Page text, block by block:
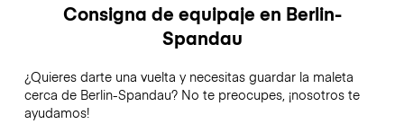
Consigna de equipaje en Berlin-
Spandau
¿Quieres darte una vuelta y necesitas guardar la maleta
cerca de Berlin-Spandau? No te preocupes, ¡nosotros te
ayudamos!